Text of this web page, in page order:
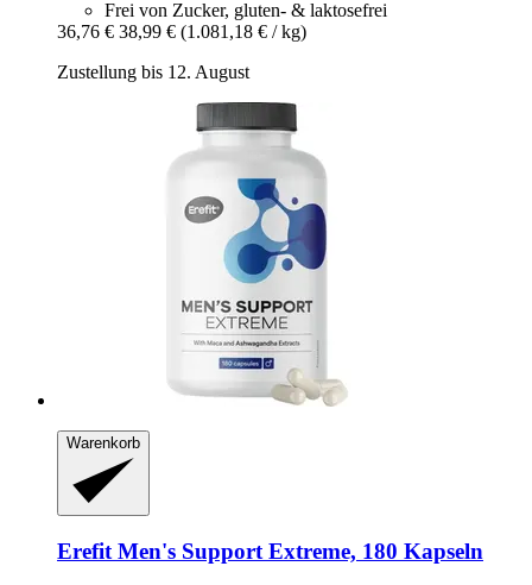
Frei von Zucker, gluten- & laktosefrei
36,76 € 38,99 € (1.081,18 € / kg)
Zustellung bis 12. August
Warenkorb
Erefit Men's Support Extreme, 180 Kapseln